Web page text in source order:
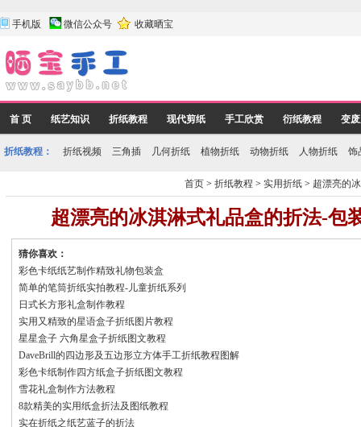
手机版 微信公众号 收藏晒宝
首 页 纸艺知识 折纸教程 现代剪纸 手工欣赏 衍纸教程 变
折纸教程： 折纸视频 三角插 几何折纸 植物折纸 动物折纸 人物折纸 饰
首页 >折纸教程 >实用折纸 > 超漂亮的
超漂亮的冰淇淋式礼品盒的折法-包
猜你喜欢：
彩色卡纸纸艺制作精致礼物包装盒
简单的笔筒折纸实拍教程-儿童折纸系列
日式长方形礼盒制作教程
实用又精致的星语盒子折纸图片教程
星星盒子 六角星盒子折纸图文教程
DaveBrill的四边形及五边形立方体手工折纸教程图解
彩色卡纸制作四方纸盒子折纸图文教程
雪花礼盒制作方法教程
8款精美的实用纸盒折法及图纸教程
实在折纸之纸艺蓝子的折法